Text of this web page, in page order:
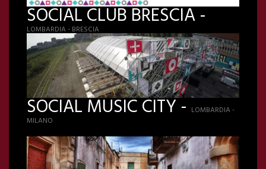
SOCIAL CLUB BRESCIA -
LOMBARDIA - BRESCIA
SOCIAL MUSIC CITY -LOMBARDIA -
MILANO